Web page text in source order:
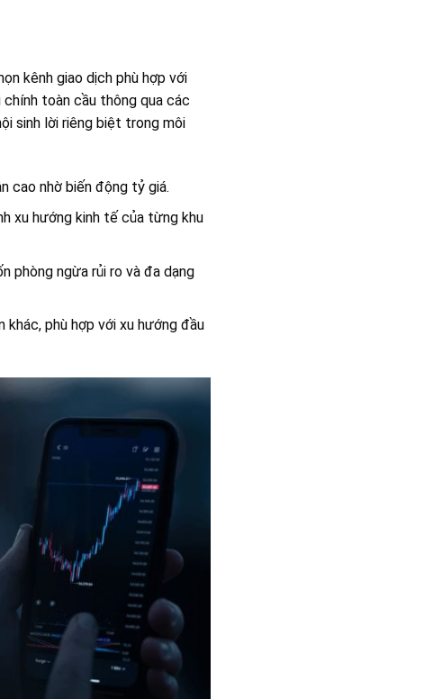
kênh giao dịch phù hợp với
toàn cầu thông qua các
sinh lời riêng biệt trong môi
cao nhờ biến động tỷ giá.
xu hướng kinh tế của từng khu
phòng ngừa rủi ro và đa dạng
phù hợp với xu hướng đầu